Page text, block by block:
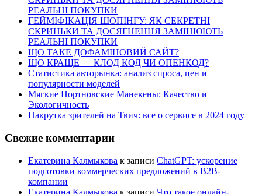
РЕАЛЬНІ ПОКУПКИ
ГЕЙМІФІКАЦІЯ ШОПІНГУ: ЯК СЕКРЕТНІ
СКРИНЬКИ ТА ДОСЯГНЕННЯ ЗАМІНЮЮТЬ
РЕАЛЬНІ ПОКУПКИ
ЩО ТАКЕ ДОФАМІНОВИЙ САЙТ?
ЩО КРАЩЕ — КЛОД КОД ЧИ ОПЕНКОД?
Статистика авторынка: анализ спроса, цен и
популярности моделей
Мягкие Портновские Манекены: Качество и
Экологичность
Накрутка зрителей на Твич: все о сервисе в 2024 году
Свежие комментарии
Екатерина Калмыкова к записи ChatGPT: ускорение
подготовки коммерческих предложений в B2B-
компании
Екатерина Калмыкова к записи Что такое онлайн-